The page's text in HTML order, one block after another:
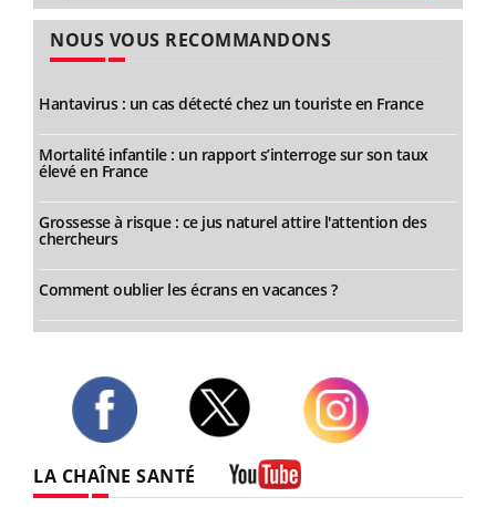
NOUS VOUS RECOMMANDONS
Hantavirus : un cas détecté chez un touriste en France
Mortalité infantile : un rapport s’interroge sur son taux
élevé en France
Grossesse à risque : ce jus naturel attire l'attention des
chercheurs
Comment oublier les écrans en vacances ?
LA CHAÎNE SANTÉ